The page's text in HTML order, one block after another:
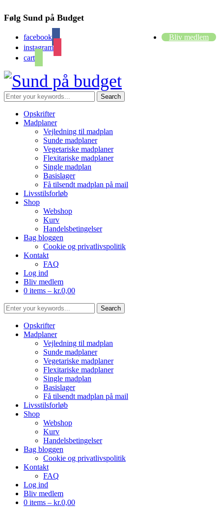
Følg Sund på Budget
facebook
instagram
cart
Bliv medlem
Opskrifter
Madplaner
Vejledning til madplan
Sunde madplaner
Vegetariske madplaner
Flexitariske madplaner
Single madplan
Basislager
Få tilsendt madplan på mail
Livsstilsforløb
Shop
Webshop
Kurv
Handelsbetingelser
Bag bloggen
Cookie og privatlivspolitik
Kontakt
FAQ
Log ind
Bliv medlem
0 items – kr.0,00
Opskrifter
Madplaner
Vejledning til madplan
Sunde madplaner
Vegetariske madplaner
Flexitariske madplaner
Single madplan
Basislager
Få tilsendt madplan på mail
Livsstilsforløb
Shop
Webshop
Kurv
Handelsbetingelser
Bag bloggen
Cookie og privatlivspolitik
Kontakt
FAQ
Log ind
Bliv medlem
0 items – kr.0,00